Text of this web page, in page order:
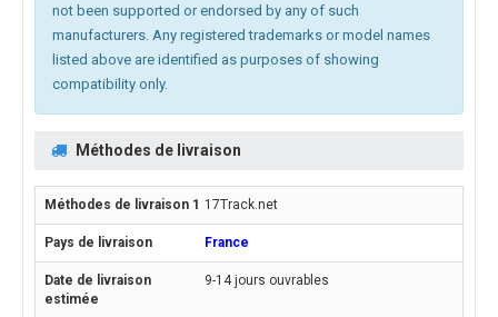
not been supported or endorsed by any of such
manufacturers. Any registered trademarks or model names
listed above are identified as purposes of showing
compatibility only.
Méthodes de livraison
17Track.net
France
9-14 jours ouvrables